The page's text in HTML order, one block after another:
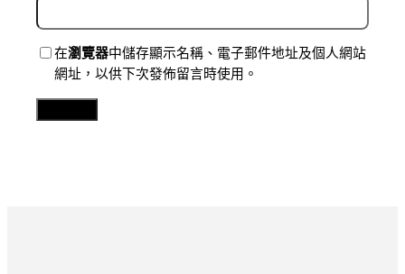
在瀏覽器中儲存顯示名稱、電子郵件地址及個人網站
網址，以供下次發佈留言時使用。